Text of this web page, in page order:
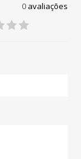
0avaliações